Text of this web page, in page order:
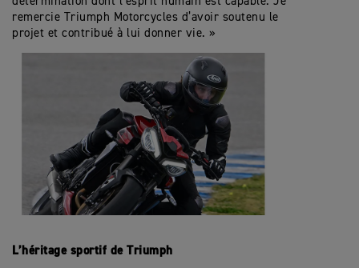
remercie Triumph Motorcycles d’avoir soutenu le
projet et contribué à lui donner vie. »
L’héritage sportif de Triumph